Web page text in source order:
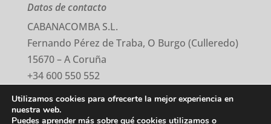
Datos de contacto
CABANACOMBA S.L.
Fernando Pérez de Traba, O Burgo (Culleredo)
15670 – A Coruña
+34 600 550 552
comercial@cabanacomba.com
Utilizamos cookies para ofrecerte la mejor experiencia en
nuestra web.
Puedes aprender más sobre qué cookies utilizamos o